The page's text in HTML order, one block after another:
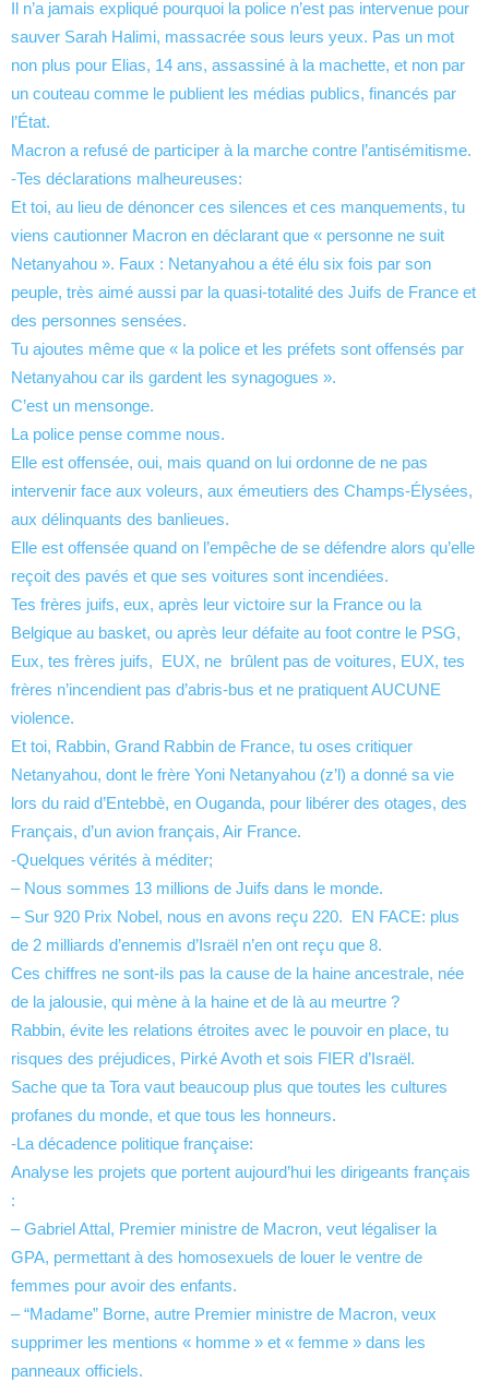
Il n’a jamais expliqué pourquoi la police n’est pas intervenue pour
sauver Sarah Halimi, massacrée sous leurs yeux. Pas un mot
non plus pour Elias, 14 ans, assassiné à la machette, et non par
un couteau comme le publient les médias publics, financés par
l’État.
Macron a refusé de participer à la marche contre l’antisémitisme.
-Tes déclarations malheureuses:
Et toi, au lieu de dénoncer ces silences et ces manquements, tu
viens cautionner Macron en déclarant que « personne ne suit
Netanyahou ». Faux : Netanyahou a été élu six fois par son
peuple, très aimé aussi par la quasi-totalité des Juifs de France et
des personnes sensées.
Tu ajoutes même que « la police et les préfets sont offensés par
Netanyahou car ils gardent les synagogues ».
C’est un mensonge.
La police pense comme nous.
Elle est offensée, oui, mais quand on lui ordonne de ne pas
intervenir face aux voleurs, aux émeutiers des Champs-Élysées,
aux délinquants des banlieues.
Elle est offensée quand on l’empêche de se défendre alors qu’elle
reçoit des pavés et que ses voitures sont incendiées.
Tes frères juifs, eux, après leur victoire sur la France ou la
Belgique au basket, ou après leur défaite au foot contre le PSG,
Eux, tes frères juifs, EUX, ne brûlent pas de voitures, EUX, tes
frères n’incendient pas d’abris-bus et ne pratiquent AUCUNE
violence.
Et toi, Rabbin, Grand Rabbin de France, tu oses critiquer
Netanyahou, dont le frère Yoni Netanyahou (z’l) a donné sa vie
lors du raid d’Entebbè, en Ouganda, pour libérer des otages, des
Français, d’un avion français, Air France.
-Quelques vérités à méditer;
– Nous sommes 13 millions de Juifs dans le monde.
– ⁠Sur 920 Prix Nobel, nous en avons reçu 220. EN FACE: plus
de 2 milliards d’ennemis d’Israël n’en ont reçu que 8.
Ces chiffres ne sont-ils pas la cause de la haine ancestrale, née
de la jalousie, qui mène à la haine et de là au meurtre ?
Rabbin, évite les relations étroites avec le pouvoir en place, tu
risques des préjudices, Pirké Avoth et sois FIER d’Israël.
Sache que ta Tora vaut beaucoup plus que toutes les cultures
profanes du monde, et que tous les honneurs.
-La décadence politique française:
Analyse les projets que portent aujourd’hui les dirigeants français
:
– Gabriel Attal, Premier ministre de Macron, veut légaliser la
GPA, permettant à des homosexuels de louer le ventre de
femmes pour avoir des enfants.
– “Madame” Borne, autre Premier ministre de Macron, veux
supprimer les mentions « homme » et « femme » dans les
panneaux officiels.